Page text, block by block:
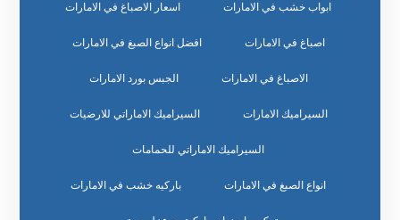
ابواب خشب في الامارات اسعار الاصباغ في الامارات
اصباغ في الامارات افضل انواع الصبغ في الامارات
الاصباغ في الامارات الجبس بورد الامارات
السيراميك الامارات السيراميك الاماراتي للارضيات
السيراميك الاماراتي للحمامات
انواع الصبغ في الامارات باركيه خشب في الامارات